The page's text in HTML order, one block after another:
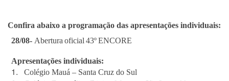
Confira abaixo a programação das apresentações individuais:
28/08- Abertura oficial 43ºENCORE
Apresentações individuais:
1. Colégio Mauá – Santa Cruz do Sul